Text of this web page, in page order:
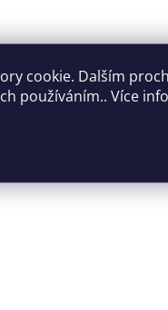
cookie. Dalším
používáním.. Více